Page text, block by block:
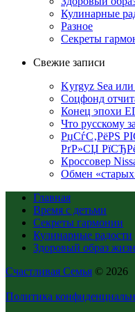
Кулинарные
Разное
Секреты
Свежие записи
Kyrgyz Sea
Соцфонд
Конец эпохи
Что русскому
РџСѓС‚РёРЅ
РґР»СЏ
Кроссовер
Обмен
Главная
Время с детьми
Секреты гармонии
Кулинарные радости
Здоровый образ
Счастливая Семья © 2026
Политика